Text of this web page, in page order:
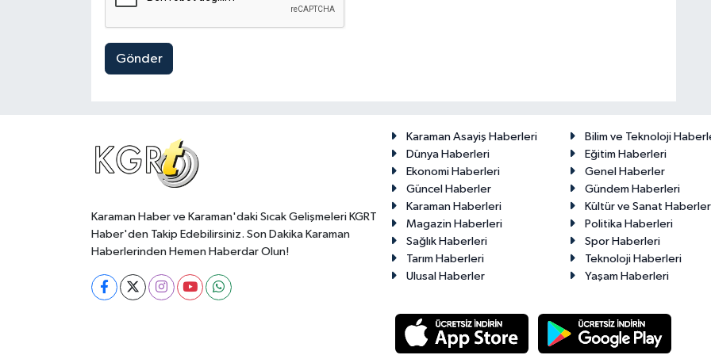
Gönder
Karaman Haber ve Karaman'daki Sıcak Gelişmeleri KGRT
Haber'den Takip Edebilirsiniz. Son Dakika Karaman
Haberlerinden Hemen Haberdar Olun!
Karaman Asayiş Haberleri
Bilim ve Teknoloji
Dünya Haberleri
Eğitim Haberleri
Ekonomi Haberleri
Genel Haberler
Güncel Haberler
Gündem Haberleri
Karaman Haberleri
Kültür ve Sanat
Magazin Haberleri
Politika Haberleri
Sağlık Haberleri
Spor Haberleri
Tarım Haberleri
Teknoloji Haberleri
Ulusal Haberler
Yaşam Haberleri